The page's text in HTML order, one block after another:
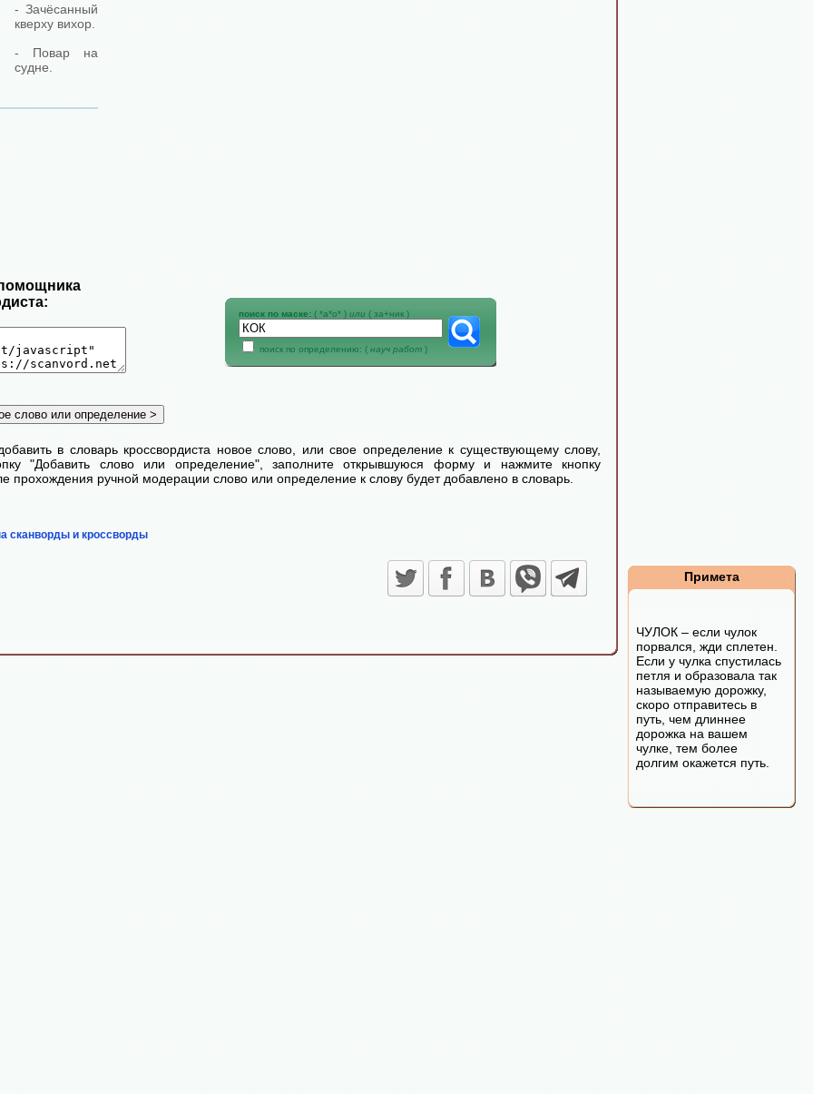
- Зачёсанный
кверху вихор.
- Повар на
судне.
поиск по маске: ( *а*о* ) или ( за+ник )
поиск по определению: ( науч работ )
в словарь кроссвордиста новое слово, или свое определение к существующему слову,
"Добавить слово или определение", заполните открывшуюся форму и нажмите кнопку
прохождения ручной модерации слово или определение к слову будет добавлено в словарь.
сканворды и кроссворды
Примета
ЧУЛОК – если чулок
порвался, жди сплетен.
Если у чулка спустилась
петля и образовала так
называемую дорожку,
скоро отправитесь в
путь, чем длиннее
дорожка на вашем
чулке, тем более
долгим окажется путь.